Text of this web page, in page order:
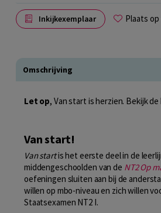
Inkijkexemplaar Plaats
Omschrijving
Let op, Van start is herzien. Bekijk
Van start!
Van startis het eerste deel in de
middengeschoolden van de NT2 Op
oefeningen sluiten aan bij de
willen op mbo-niveau en zich willen
Staatsexamen NT2 I.